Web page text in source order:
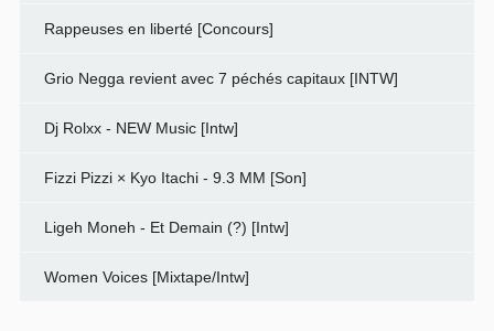
Rappeuses en liberté [Concours]
Grio Negga revient avec 7 péchés capitaux [INTW]
Dj Rolxx - NEW Music [Intw]
Fizzi Pizzi × Kyo Itachi - 9.3 MM [Son]
Ligeh Moneh - Et Demain (?) [Intw]
Women Voices [Mixtape/Intw]